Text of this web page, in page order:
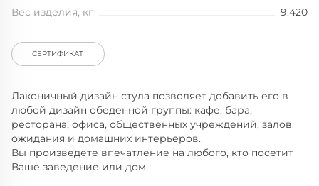
Вес изделия, кг
9.420
СЕРТИФИКАТ
Лаконичный дизайн стула позволяет добавить его в
любой дизайн обеденной группы: кафе, бара,
ресторана, офиса, общественных учреждений, залов
ожидания и домашних интерьеров.
Вы произведете впечатление на любого, кто посетит
Ваше заведение или дом.